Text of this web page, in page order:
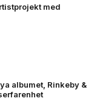
med
albumet, Rinkeby &